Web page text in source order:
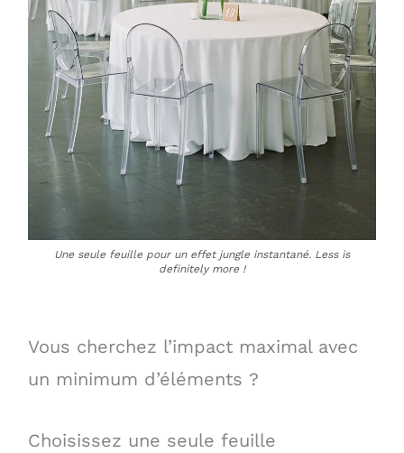
Une seule feuille pour un effet jungle instantané. Less is
definitely more !
Vous cherchez l’impact maximal avec
un minimum d’éléments ?
Choisissez une seule feuille